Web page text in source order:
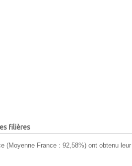
filières
(Moyenne France : 92,58%) ont obtenu leur